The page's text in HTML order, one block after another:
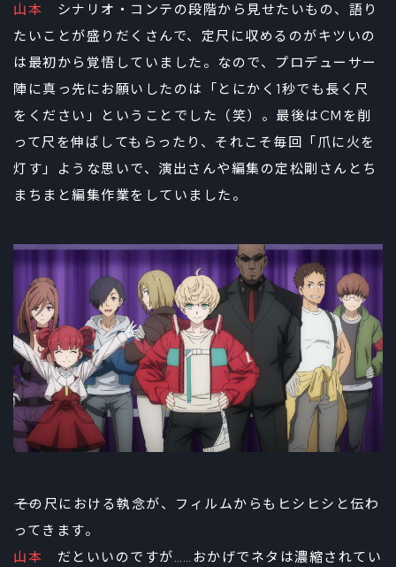
山本 シナリオ・コンテの段階から見せたいもの、語り
たいことが盛りだくさんで、定尺に収めるのがキツいの
は最初から覚悟していました。なので、プロデューサー
陣に真っ先にお願いしたのは「とにかく1秒でも長く尺
をください」ということでした（笑）。最後はCMを削
って尺を伸ばしてもらったり、それこそ毎回「爪に火を
灯す」ような思いで、演出さんや編集の定松剛さんとち
まちまと編集作業をしていました。
――その尺における執念が、フィルムからもヒシヒシと伝わ
ってきます。
山本 だといいのですが……おかげでネタは濃縮されてい